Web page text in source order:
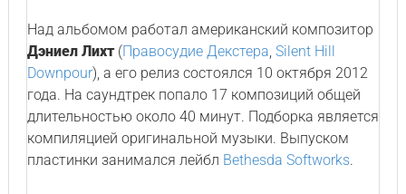
Над альбомом работал американский композитор
Дэниел Лихт(Правосудие Декстера, Silent Hill
Downpour), а его релиз состоялся 10 октября 2012
года. На саундтрек попало 17 композиций общей
длительностью около 40 минут. Подборка является
компиляцией оригинальной музыки. Выпуском
пластинки занимался лейбл Bethesda Softworks.